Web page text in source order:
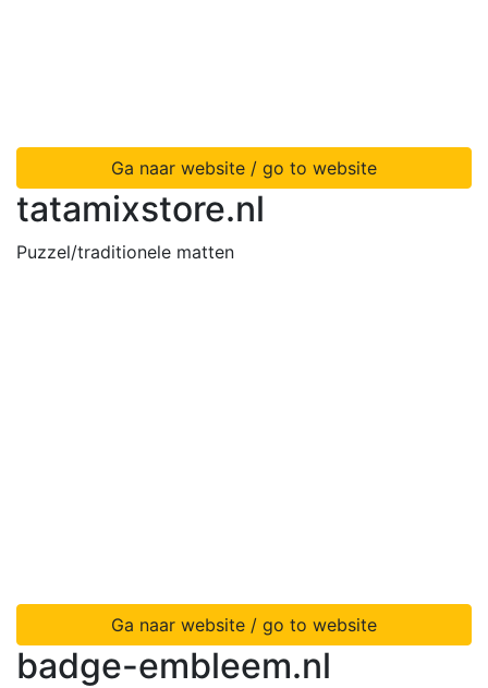
Ga naar website / go to website
tatamixstore.nl
Puzzel/traditionele matten
Ga naar website / go to website
badge-embleem.nl